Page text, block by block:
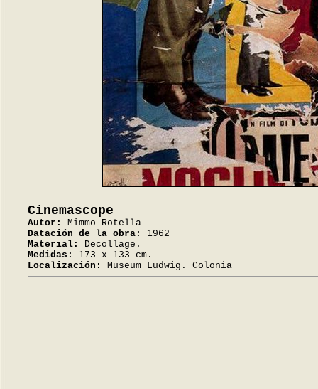
Cinemascope
Autor:
Mimmo Rotella
Datación de la obra:
1962
Material:
Decollage.
Medidas:
173 x 133 cm.
Localización:
Museum Ludwig. Colonia